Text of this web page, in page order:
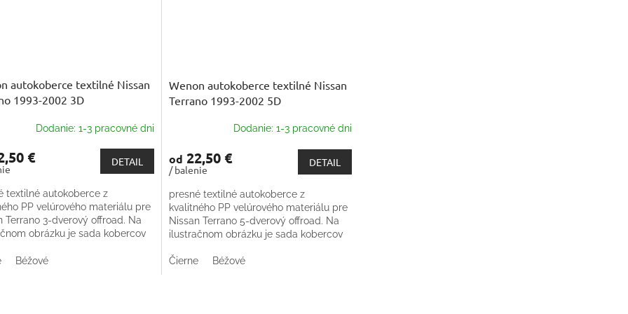
autokoberce textilné Nissan
1993-2002 3D
Dodanie: 1-3 pracovné dni
€ DETAIL
textilné autokoberce z
PP velúrového materiálu pre
Terrano 3-dverový offroad. Na
obrázku je sada kobercov
Premium....
Béžové
Wenon autokoberce textilné Nissan
Terrano 1993-2002 5D
Dodanie: 1-3 pracovné dni
od 22,50 €
/ balenie
DETAIL
presné textilné autokoberce z
kvalitného PP velúrového materiálu pre
Nissan Terrano 5-dverový offroad. Na
ilustračnom obrázku je sada kobercov
produktu- Premium....
Čierne Béžové